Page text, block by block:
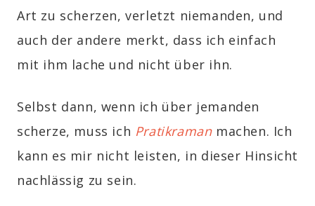
Art zu scherzen, verletzt niemanden, und
auch der andere merkt, dass ich einfach
mit ihm lache und nicht über ihn.
Selbst dann, wenn ich über jemanden
scherze, muss ich Pratikramanmachen. Ich
kann es mir nicht leisten, in dieser Hinsicht
nachlässig zu sein.